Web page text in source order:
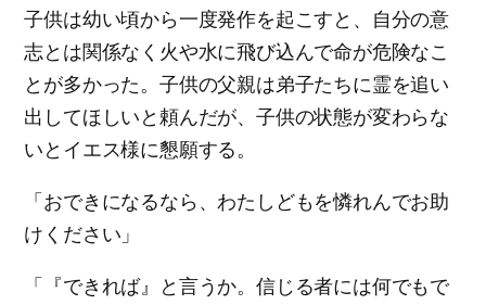
子供は幼い頃から一度発作を起こすと、自分の意
志とは関係なく火や水に飛び込んで命が危険なこ
とが多かった。子供の父親は弟子たちに霊を追い
出してほしいと頼んだが、子供の状態が変わらな
いとイエス様に懇願する。
「おできになるなら、わたしどもを憐れんでお助
けください」
「『できれば』と言うか。信じる者には何でもで